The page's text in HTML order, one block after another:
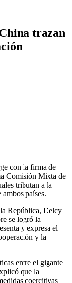
trazan
con la firma de
Comisión Mixta de
tributan a la
países.
República, Delcy
se logró la
y expresa el
y la
entre el gigante
que la
coercitivas